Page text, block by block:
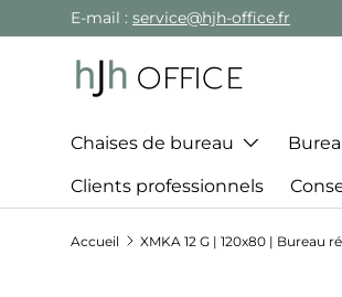
Aller au contenu
E-mail : service@hjh-office.fr
Chaises de bureau
Clients professionnels
Accueil